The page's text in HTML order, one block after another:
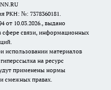
РКН: №: 7378360181.
от 10.03.2026., выдано
сфере связи, информационных
использовании материалов
на ресурс
применены нормы
смежных правах.